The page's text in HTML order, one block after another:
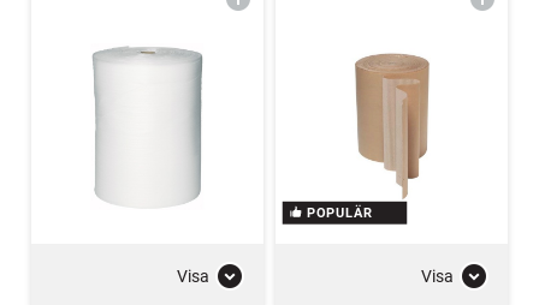
Visa
POPULÄR
Visa